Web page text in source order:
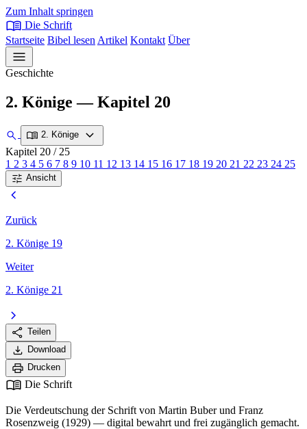
Zum Inhalt springen
menu_book Die Schrift
Startseite Bibel lesen Artikel Kontakt Über
menu
Geschichte
2. Könige — Kapitel 20
search menu_book 2. Könige expand_more
Kapitel 20 / 25
1 2 3 4 5 6 7 8 9 10 11 12 13 14 15 16 17 18 19 20 21 22 23 24 25
tune Ansicht
chevron_left
Zurück
2. Könige 19
Weiter
2. Könige 21
chevron_right
share Teilen
download Download
print Drucken
menu_book Die Schrift
Die Verdeutschung der Schrift von Martin Buber und Franz
Rosenzweig (1929) — digital bewahrt und frei zugänglich gemacht.